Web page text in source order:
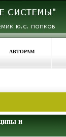
АВТОРАМ
и